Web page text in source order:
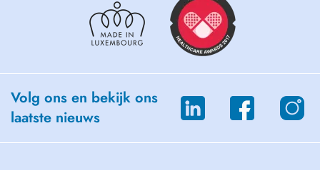
Volg ons en bekijk ons
laatste nieuws